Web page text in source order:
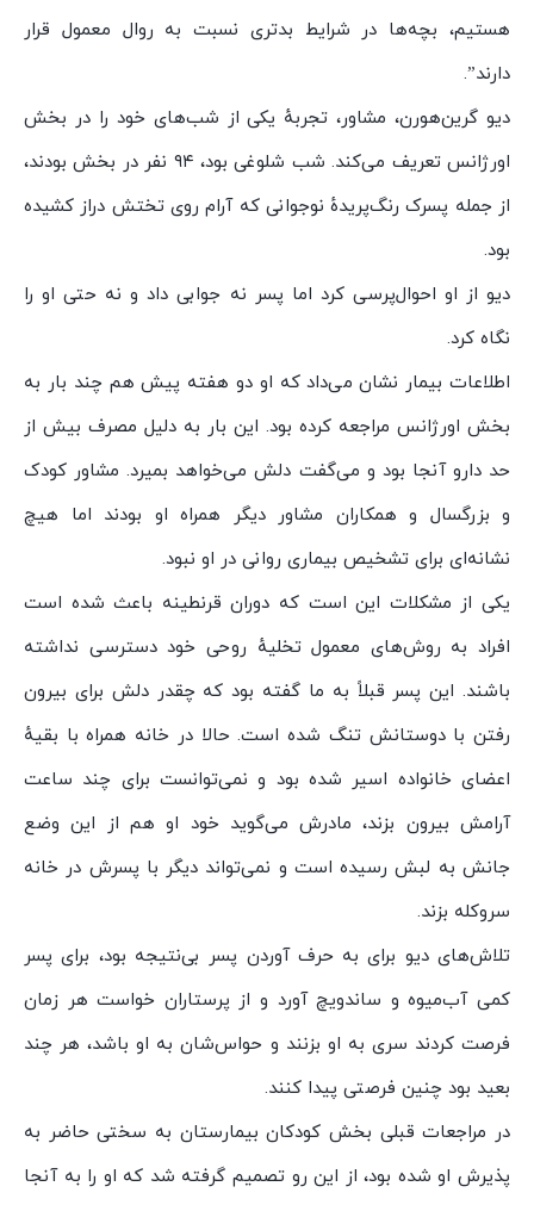
هستیم، بچه‌ها در شرایط بدتری نسبت به روال معمول قرار
دارند”.
دیو گرین‌هورن، مشاور، تجربهٔ یکی از شب‌های خود را در بخش
اورژانس تعریف می‌کند. شب شلوغی بود، ۹۴ نفر در بخش بودند،
از جمله پسرک رنگ‌پریدهٔ نوجوانی که آرام روی تختش دراز کشیده
بود.
دیو از او احوال‌پرسی کرد اما پسر نه جوابی داد و نه حتی او را
نگاه کرد.
اطلاعات بیمار نشان می‌داد که او دو هفته پیش هم چند بار به
بخش اورژانس مراجعه کرده بود. این بار به دلیل مصرف بیش از
حد دارو آنجا بود و می‌گفت دلش می‌خواهد بمیرد. مشاور کودک
و بزرگسال و همکاران مشاور دیگر همراه او بودند اما هیچ
نشانه‌ای برای تشخیص بیماری روانی در او نبود.
یکی از مشکلات این است که دوران قرنطینه باعث شده است
افراد به روش‌های معمول تخلیهٔ روحی خود دسترسی نداشته
باشند. این پسر قبلاً به ما گفته بود که چقدر دلش برای بیرون
رفتن با دوستانش تنگ شده است. حالا در خانه همراه با بقیهٔ
اعضای خانواده اسیر شده بود و نمی‌توانست برای چند ساعت
آرامش بیرون بزند، مادرش می‌گوید خود او هم از این وضع
جانش به لبش رسیده است و نمی‌تواند دیگر با پسرش در خانه
سر‌و‌کله بزند.
تلاش‌های دیو برای به حرف آوردن پسر بی‌نتیجه بود، برای پسر
کمی آب‌میوه و ساندویچ آورد و از پرستاران خواست هر زمان
فرصت کردند سری به او بزنند و حواس‌شان به او باشد، هر چند
بعید بود چنین فرصتی پیدا کنند.
در مراجعات قبلی بخش کودکان بیمارستان به سختی حاضر به
پذیرش او شده بود، از این رو تصمیم گرفته شد که او را به آنجا